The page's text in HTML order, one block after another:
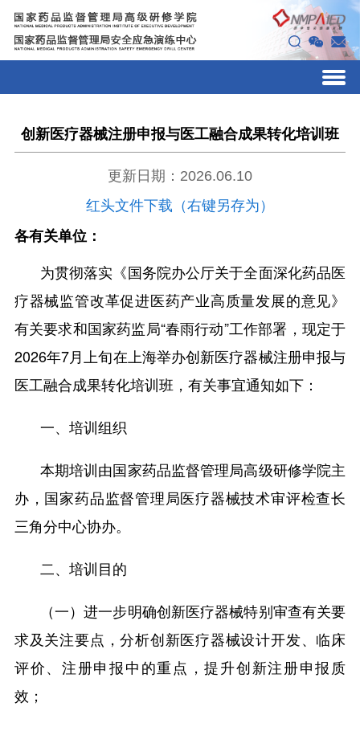
创新医疗器械注册申报与医工融合成果转化培训班
更新日期：2026.06.10
红头文件下载（右键另存为）
各有关单位：
为贯彻落实《国务院办公厅关于全面深化药品医
疗器械监管改革促进医药产业高质量发展的意见》
有关要求和国家药监局“春雨行动”工作部署，现定于
2026年7月上旬在上海举办创新医疗器械注册申报与
医工融合成果转化培训班，有关事宜通知如下：
一、培训组织
本期培训由国家药品监督管理局高级研修学院主
办，国家药品监督管理局医疗器械技术审评检查长
三角分中心协办。
二、培训目的
（一）进一步明确创新医疗器械特别审查有关要
求及关注要点，分析创新医疗器械设计开发、临床
评价、注册申报中的重点，提升创新注册申报质
效；